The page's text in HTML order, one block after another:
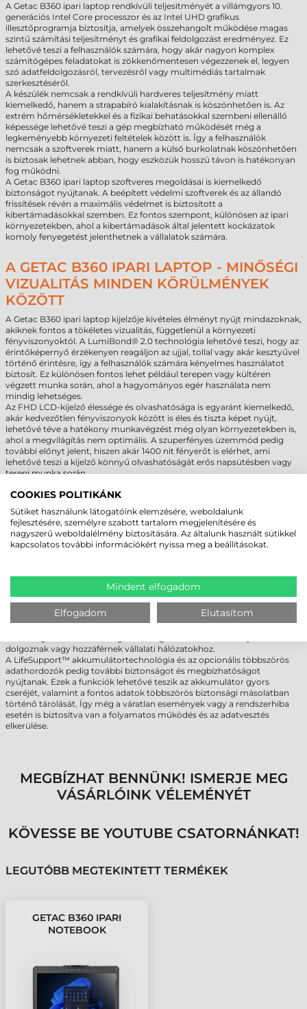
A Getac B360 ipari laptop rendkívüli teljesítményét a villámgyors 10.
generációs Intel Core processzor és az Intel UHD grafikus
illesztőprogramja biztosítja, amelyek összehangolt működése magas
szintű számítási teljesítményt és grafikai feldolgozást eredményez. Ez
lehetővé teszi a felhasználók számára, hogy akár nagyon komplex
számítógépes feladatokat is zökkenőmentesen végezzenek el, legyen
szó adatfeldolgozásról, tervezésről vagy multimédiás tartalmak
szerkesztéséről.
A készülék nemcsak a rendkívüli hardveres teljesítmény miatt
kiemelkedő, hanem a strapabíró kialakításnak is köszönhetően is. Az
extrém hőmérsékletekkel és a fizikai behatásokkal szembeni ellenálló
képessége lehetővé teszi a gép megbízható működését még a
legkeményebb környezeti feltételek között is. Így a felhasználók
nemcsak a szoftverek miatt, hanem a külső burkolatnak köszönhetően
is biztosak lehetnek abban, hogy eszközük hosszú távon is hatékonyan
fog működni.
A Getac B360 ipari laptop szoftveres megoldásai is kiemelkedő
biztonságot nyújtanak. A beépített védelmi szoftverek és az állandó
frissítések révén a maximális védelmet is biztosított a
kibertámadásokkal szemben. Ez fontos szempont, különösen az ipari
környezetekben, ahol a kibertámadások által jelentett kockázatok
komoly fenyegetést jelenthetnek a vállalatok számára.
A GETAC B360 IPARI LAPTOP - MINŐSÉGI
VIZUALITÁS MINDEN KÖRÜLMÉNYEK
KÖZÖTT
A Getac B360 ipari laptop kijelzője kivételes élményt nyújt mindazoknak,
akiknek fontos a tökéletes vizualitás, függetlenül a környezeti
fényviszonyoktól. A LumiBond® 2.0 technológia lehetővé teszi, hogy az
érintőképernyő érzékenyen reagáljon az ujjal, tollal vagy akár kesztyűvel
történő érintésre, így a felhasználók számára kényelmes használatot
biztosít. Ez különösen fontos lehet például terepen vagy kültéren
végzett munka során, ahol a hagyományos egér használata nem
mindig lehetséges.
Az FHD LCD-kijelző élessége és olvashatósága is egyaránt kiemelkedő,
akár kedvezőtlen fényviszonyok között is éles és tiszta képet nyújt,
lehetővé téve a hatékony munkavégzést még olyan környezetekben is,
ahol a megvilágítás nem optimális. A szuperfényes üzemmód pedig
további előnyt jelent, hiszen akár 1400 nit fényerőt is elérhet, ami
lehetővé teszi a kijelző könnyű olvashatóságát erős napsütésben vagy
terepi munka során.
A GETAC B360 IPARI LAPTOP -
RUGALMASSÁG ÉS BIZTONSÁG
A Getac B360 ipari laptop az ipari felhasználók számára kifejezetten
magas szintű rugalmas alkalmazhatóságot és biztonságot kínál. A
és igényeknek. Ezek az interfészek lehetővé teszik a könnyű és hatékony
adatátvitelt és kommunikációt más eszközökkel vagy hálózatokkal.
Az opcionális biztonsági funkciók, mint például a Windows Hello
arcazonosító kamera és a kétfaktoros hitelesítési lehetőségek, tovább
dolgoznak vagy hozzáférnek vállalati hálózatokhoz.
A LifeSupport™ akkumulátortechnológia és az opcionális többszörös
adathordozók pedig további biztonságot és megbízhatóságot
nyújtanak. Ezek a funkciók lehetővé teszik az akkumulátor gyors
cseréjét, valamint a fontos adatok többszörös biztonsági másolatban
történő tárolását. Így még a váratlan események vagy a rendszerhiba
esetén is biztosítva van a folyamatos működés és az adatvesztés
elkerülése.
MEGBÍZHAT BENNÜNK! ISMERJE MEG
VÁSÁRLÓINK VÉLEMÉNYÉT
KÖVESSE BE YOUTUBE CSATORNÁNKAT!
LEGUTÓBB MEGTEKINTETT TERMÉKEK
GETAC B360 IPARI
NOTEBOOK
COOKIES POLITIKÁNK
Sütiket használunk látogatóink elemzésére, weboldalunk
fejlesztésére, személyre szabott tartalom megjelenítésére és
nagyszerű weboldalélmény biztosítására. Az általunk használt sütikkel
kapcsolatos további információkért nyissa meg a beállításokat.
Mindent elfogadom
Elfogadom Elutasítom